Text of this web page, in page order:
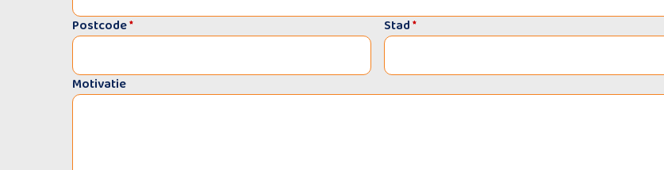
Postcode* Stad*
Motivatie